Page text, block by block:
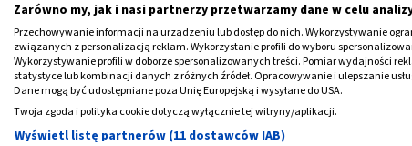
Zarówno my, jak i nasi partnerzy przetwarzamy dane w celu
Przechowywanie informacji na urządzeniu lub dostęp do nich. Wykorzystywanie
związanych z personalizacją reklam. Wykorzystanie profili do wyboru
Wykorzystywanie profili w doborze spersonalizowanych treści. Pomiar wydajności
statystyce lub kombinacji danych z różnych źródeł. Opracowywanie i ulepszanie
Dane mogą być udostępniane poza Unię Europejską i wysyłane do USA.
Twoja zgoda i polityka cookie dotyczą wyłącznie tej witryny/aplikacji.
Wyświetl listę partnerów (11 dostawców IAB)